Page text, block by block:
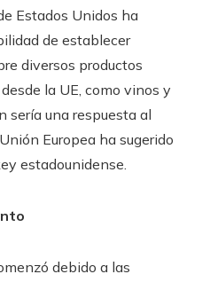
Estados Unidos ha
de establecer
diversos productos
la UE, como vinos y
sería una respuesta al
Europea ha sugerido
estadounidense.
debido a las